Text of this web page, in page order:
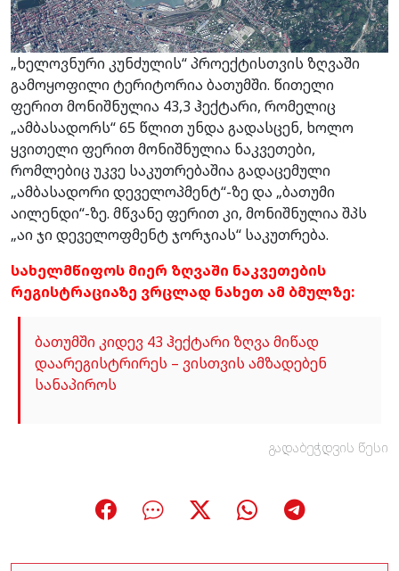
„ხელოვნური კუნძულის“ პროექტისთვის ზღვაში
გამოყოფილი ტერიტორია ბათუმში. წითელი
ფერით მონიშნულია 43,3 ჰექტარი, რომელიც
„ამბასადორს“ 65 წლით უნდა გადასცენ, ხოლო
ყვითელი ფერით მონიშნულია ნაკვეთები,
რომლებიც უკვე საკუთრებაშია გადაცემული
„ამბასადორი დეველოპმენტ“-ზე და „ბათუმი
აილენდი“-ზე. მწვანე ფერით კი, მონიშნულია შპს
„აი ჯი დეველოფმენტ ჯორჯიას“ საკუთრება.
სახელმწიფოს მიერ ზღვაში ნაკვეთების
რეგისტრაციაზე ვრცლად ნახეთ ამ ბმულზე:
ბათუმში კიდევ 43 ჰექტარი ზღვა მიწად
დაარეგისტრირეს – ვისთვის ამზადებენ
სანაპიროს
გადაბეჭდვის წესი